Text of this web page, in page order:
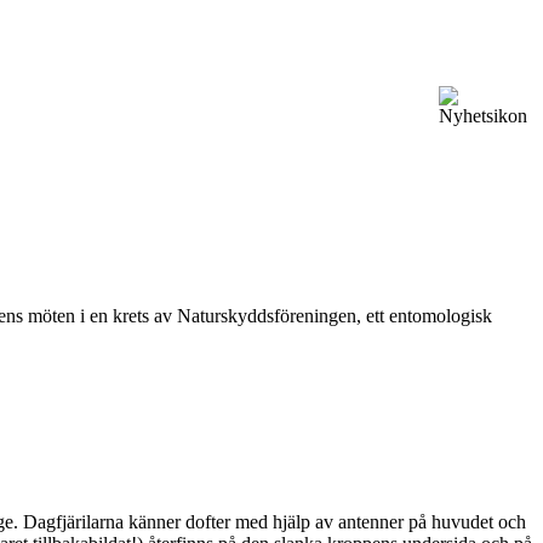
möten i en krets av Naturskyddsföreningen, ett entomologisk
Dagfjärilarna känner dofter med hjälp av antenner på huvudet och